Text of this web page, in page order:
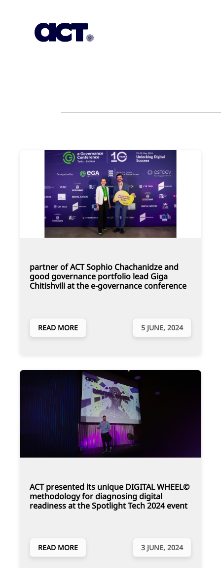
partner of ACT Sophio Chachanidze and
good governance portfolio lead Giga
Chitishvili at the e-governance conference
READ MORE 5 JUNE, 2024
ACT presented its unique DIGITAL WHEEL©
methodology for diagnosing digital
readiness at the Spotlight Tech 2024 event
READ MORE 3 JUNE, 2024